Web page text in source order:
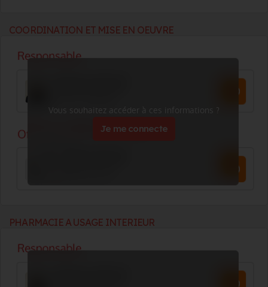
COORDINATION ET MISE EN OEUVRE
Vous souhaitez accéder à ces informations ?
Je me connecte
PHARMACIE A USAGE INTERIEUR